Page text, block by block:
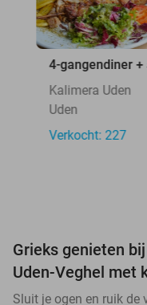
4-gangendiner
Kalimera Uden
Uden
Verkocht: 227
Grieks genieten
Uden-Veghel met
Sluit je ogen en ruik de